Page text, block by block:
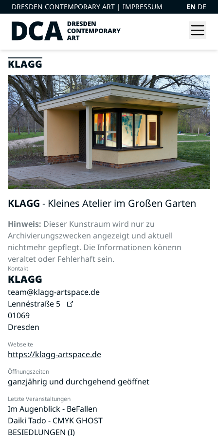
DRESDEN CONTEMPORARY ART | IMPRESSUM EN DE
KLAGG
KLAGG - Kleines Atelier im Großen Garten
Hinweis: Dieser Kunstraum wird nur zu
Archivierungszwecken angezeigt und aktuell
nichtmehr gepflegt. Die Informationen könenn
veraltet oder Fehlerhaft sein.
Kontakt
KLAGG
team@klagg-artspace.de
Lennéstraße 5
01069
Dresden
Webseite
https://klagg-artspace.de
Öffnungszeiten
ganzjährig und durchgehend geöffnet
Letzte Veranstaltungen
Im Augenblick - BeFallen
Daiki Tado - CMYK GHOST
BESIEDLUNGEN (I)